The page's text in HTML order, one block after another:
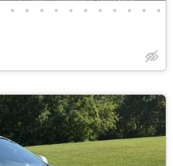
• • • • • • • • • • •